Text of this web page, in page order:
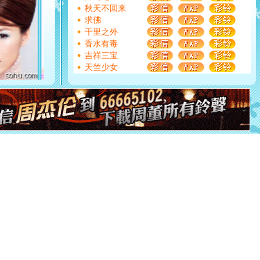
如意,快乐,鲜花,一切美好的祝愿与你同在.圣诞快乐!
[元旦]
看到你我会触电；看不到你我要充电；没有你我会
断电。爱你是我职业，想你是我事业，抱你是我特长，吻
你是我专业！水晶之恋祝你新年快乐
[元旦]
如果上天让我许三个愿望，一是今生今世和你在一
起；二是再生再世和你在一起；三是三生三世和你不再分
离。水晶之恋祝你新年快乐
[元旦]当我狠下心扭头离去那一刻，你在我身后无助地哭
泣，这痛楚让我明白我多么爱你。我转身抱住你：这猪不
卖了。水晶之恋祝你新年快乐。
[春节]风柔雨润好月圆，半岛铁盒伴身边，每日尽显开心
秋天不回来
求佛
千里之外
香水有毒
吉祥三宝
天竺少女